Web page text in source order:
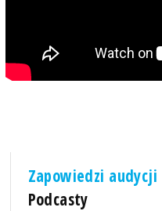
Zapowiedzi audycji
Podcasty